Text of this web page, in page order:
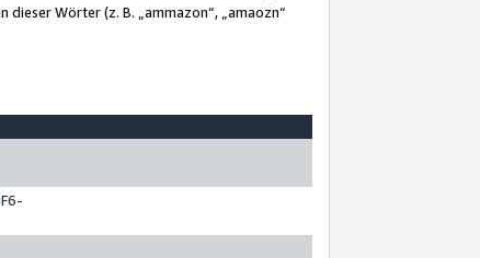
Wörter (z. B. „ammazon“, „amaozn“